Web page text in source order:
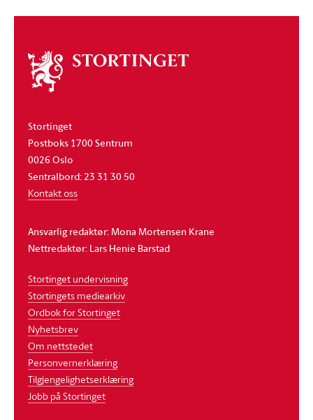
Om
stortinget
Stortinget
Postboks 1700 Sentrum
0026 Oslo
Sentralbord: 23 31 30 50
Kontakt oss
Ansvarlig redaktør: Mona Mortensen Krane
Nettredaktør: Lars Henie Barstad
Stortinget undervisning
Stortingets mediearkiv
Ordbok for Stortinget
Nyhetsbrev
Om nettstedet
Personvernerklæring
Tilgjengelighetserklæring
Jobb på Stortinget